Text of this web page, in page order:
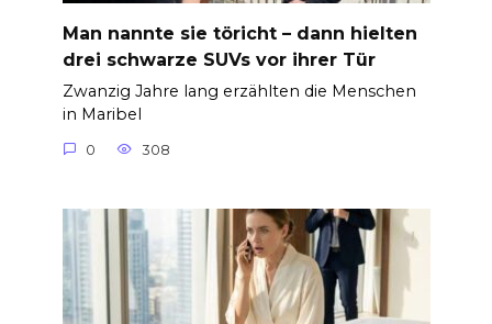
Man nannte sie töricht – dann hielten
drei schwarze SUVs vor ihrer Tür
Zwanzig Jahre lang erzählten die Menschen
in Maribel
0 308